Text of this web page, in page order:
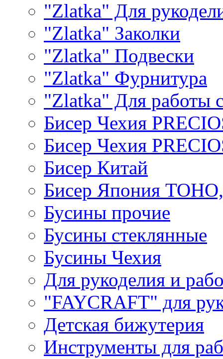
"Zlatka" Для
"Zlatka" Заколки
"Zlatka" Подвески
"Zlatka" Фурнитура
"Zlatka" Для работы
Бисер Чехия
Бисер Чехия
Бисер Китай
Бисер Япония
Бусины прочие
Бусины стеклянные
Бусины Чехия
Для рукоделия и
"FAYCRAFT" для
Детская бижутерия
Инструменты для